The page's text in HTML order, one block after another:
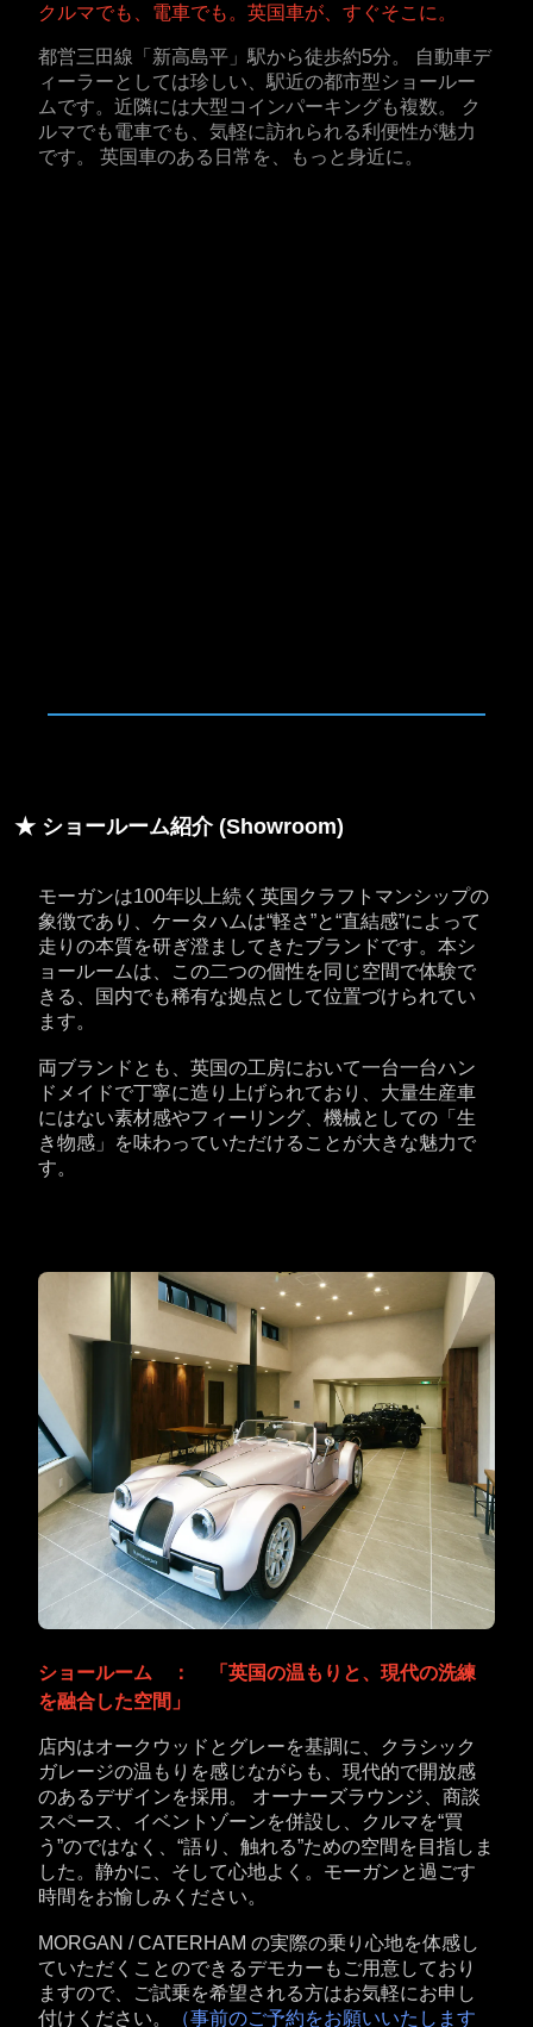
クルマでも、電車でも。英国車が、すぐそこに。
都営三田線「新高島平」駅から徒歩約5分。 自動車デ
ィーラーとしては珍しい、駅近の都市型ショールー
ムです。近隣には大型コインパーキングも複数。 ク
ルマでも電車でも、気軽に訪れられる利便性が魅力
です。 英国車のある日常を、もっと身近に。
★ ショールーム紹介 (Showroom)
モーガンは100年以上続く英国クラフトマンシップの
象徴であり、ケータハムは“軽さ”と“直結感”によって
走りの本質を研ぎ澄ましてきたブランドです。本シ
ョールームは、この二つの個性を同じ空間で体験で
きる、国内でも稀有な拠点として位置づけられてい
ます。
両ブランドとも、英国の工房において一台一台ハン
ドメイドで丁寧に造り上げられており、大量生産車
にはない素材感やフィーリング、機械としての「生
き物感」を味わっていただけることが大きな魅力で
す。
ショールーム ： 「英国の温もりと、現代の洗練
を融合した空間」
店内はオークウッドとグレーを基調に、クラシック
ガレージの温もりを感じながらも、現代的で開放感
のあるデザインを採用。 オーナーズラウンジ、商談
スペース、イベントゾーンを併設し、クルマを“買
う”のではなく、“語り、触れる”ための空間を目指しま
した。静かに、そして心地よく。モーガンと過ごす
時間をお愉しみください。
MORGAN / CATERHAM の実際の乗り心地を体感し
ていただくことのできるデモカーもご用意しており
ますので、ご試乗を希望される方はお気軽にお申し
付けください。
（事前のご予約をお願いいたします